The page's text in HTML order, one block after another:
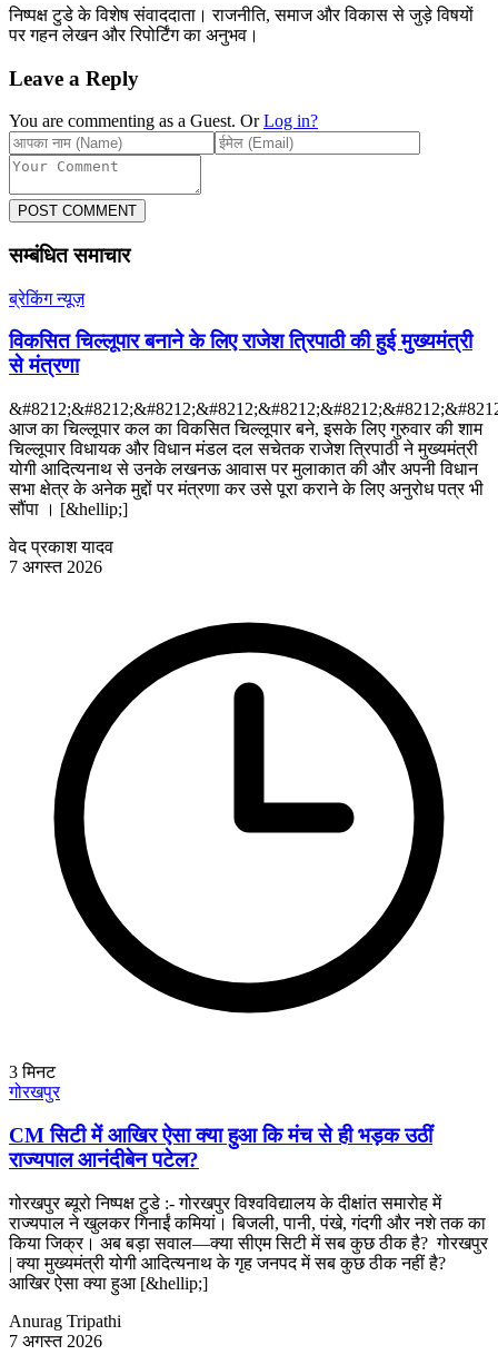
निष्पक्ष टुडे के विशेष संवाददाता। राजनीति, समाज और विकास से जुड़े विषयों
पर गहन लेखन और रिपोर्टिंग का अनुभव।
Leave a Reply
You are commenting as a Guest. Or Log in?
POST COMMENT
सम्बंधित समाचार
ब्रेकिंग न्यूज़
विकसित चिल्लूपार बनाने के लिए राजेश त्रिपाठी की हुई मुख्यमंत्री
से मंत्रणा
आज का चिल्लूपार कल का विकसित चिल्लूपार बने, इसके लिए गुरुवार की शाम
चिल्लूपार विधायक और विधान मंडल दल सचेतक राजेश त्रिपाठी ने मुख्यमंत्री
योगी आदित्यनाथ से उनके लखनऊ आवास पर मुलाकात की और अपनी विधान
सभा क्षेत्र के अनेक मुद्दों पर मंत्रणा कर उसे पूरा कराने के लिए अनुरोध पत्र भी
सौंपा । [&hellip;]
वेद प्रकाश यादव
7 अगस्त 2026
3मिनट
गोरखपुर
CM सिटी में आखिर ऐसा क्या हुआ कि मंच से ही भड़क उठीं
राज्यपाल आनंदीबेन पटेल?
गोरखपुर ब्यूरो निष्पक्ष टुडे :- गोरखपुर विश्वविद्यालय के दीक्षांत समारोह में
राज्यपाल ने खुलकर गिनाईं कमियां। बिजली, पानी, पंखे, गंदगी और नशे तक का
किया जिक्र। अब बड़ा सवाल—क्या सीएम सिटी में सब कुछ ठीक है? गोरखपुर
| क्या मुख्यमंत्री योगी आदित्यनाथ के गृह जनपद में सब कुछ ठीक नहीं है?
आखिर ऐसा क्या हुआ [&hellip;]
Anurag Tripathi
7 अगस्त 2026